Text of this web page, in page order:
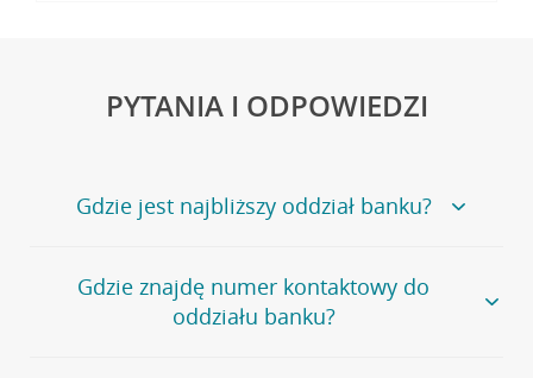
PYTANIA I ODPOWIEDZI
Gdzie jest najbliższy oddział banku?
Jeśli szukasz oddziału naszego banku, zapraszamy na
stronęPlacówki i bankomaty, na której znajduje się
wygodna wyszukiwarka.
Gdzie znajdę numer kontaktowy do
oddziału banku?